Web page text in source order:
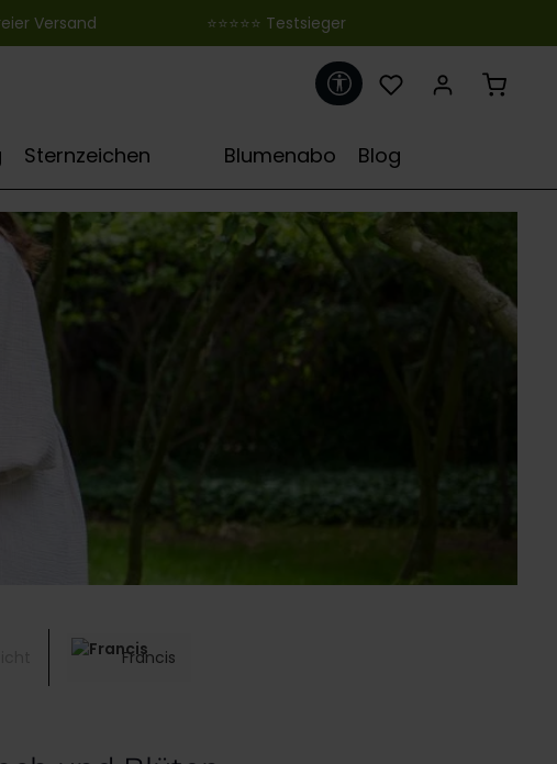
Versand ‎ ‎ ‎ ‎ ‎ ‎ ‎ ‎ ‎ ‎ ‎ ‎ ‎ ‎ ‎ ‎ ‎ ‎ ‎ ‎ ‎ ‎ ‎ ‎ ‎⭐⭐⭐⭐⭐ Testsieger
Werkzeugleiste anzeigen
Sternzeichen Blumenabo Blog
Francis